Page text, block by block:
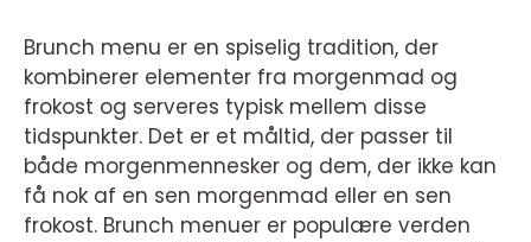
Brunch menu er en spiselig tradition, der
kombinerer elementer fra morgenmad og
frokost og serveres typisk mellem disse
tidspunkter. Det er et måltid, der passer til
både morgenmennesker og dem, der ikke kan
få nok af en sen morgenmad eller en sen
frokost. Brunch menuer er populære verden